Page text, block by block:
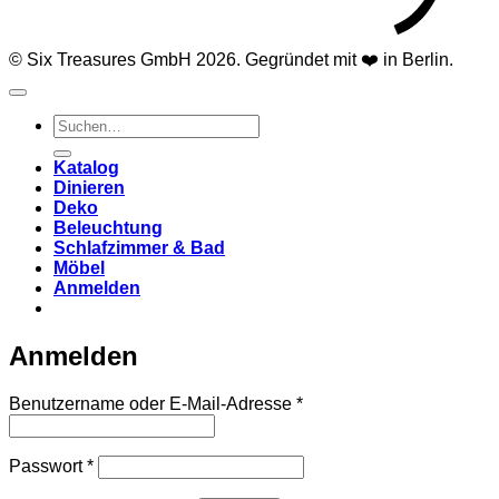
© Six Treasures GmbH 2026. Gegründet mit ❤️ in Berlin.
Suchen
nach:
Katalog
Dinieren
Deko
Beleuchtung
Schlafzimmer & Bad
Möbel
Anmelden
Anmelden
Benutzername oder E-Mail-Adresse *Erforderlich
Passwort*Erforderlich